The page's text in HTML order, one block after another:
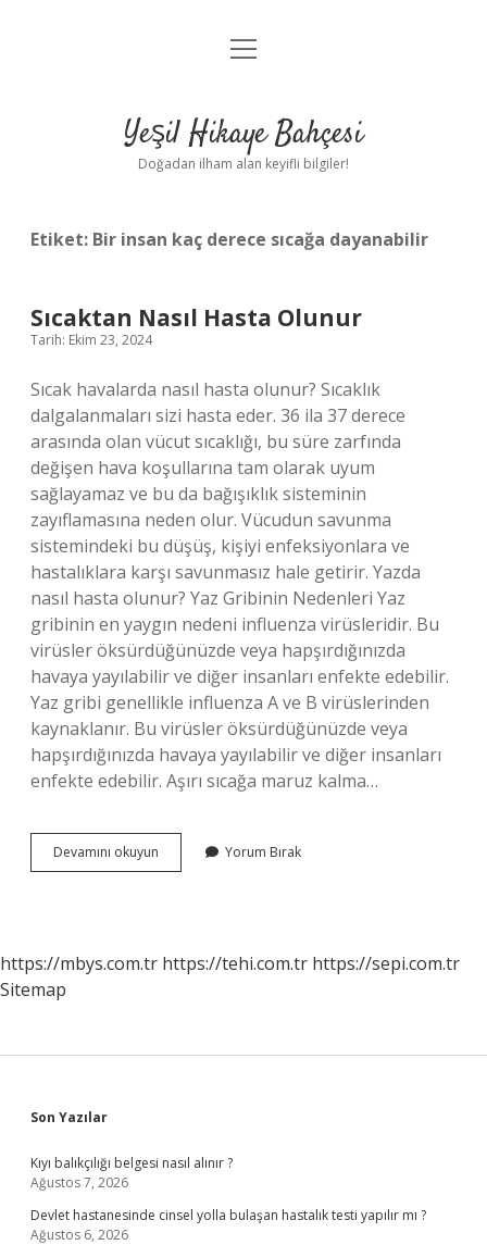
Anasayfa
Yasal Uyarı
menüyü
Yeşil Hikaye Bahçesi
Doğadan ilham alan keyifli bilgiler!
Etiket: Bir insan kaç derece sıcağa dayanabilir
Sıcaktan Nasıl Hasta Olunur
Tarih: Ekim 23, 2024
Sıcak havalarda nasıl hasta olunur? Sıcaklık
dalgalanmaları sizi hasta eder. 36 ila 37 derece
arasında olan vücut sıcaklığı, bu süre zarfında
değişen hava koşullarına tam olarak uyum
sağlayamaz ve bu da bağışıklık sisteminin
zayıflamasına neden olur. Vücudun savunma
sistemindeki bu düşüş, kişiyi enfeksiyonlara ve
hastalıklara karşı savunmasız hale getirir. Yazda
nasıl hasta olunur? Yaz Gribinin Nedenleri Yaz
gribinin en yaygın nedeni influenza virüsleridir. Bu
virüsler öksürdüğünüzde veya hapşırdığınızda
havaya yayılabilir ve diğer insanları enfekte edebilir.
Yaz gribi genellikle influenza A ve B virüslerinden
kaynaklanır. Bu virüsler öksürdüğünüzde veya
hapşırdığınızda havaya yayılabilir ve diğer insanları
enfekte edebilir. Aşırı sıcağa maruz kalma…
Devamını okuyun Sıcaktan
Nasıl
Yorum Bırak
https://mbys.com.tr https://tehi.com.tr https://sepi.com.tr
Sitemap
Sidebar
Son Yazılar
Kıyı balıkçılığı belgesi nasıl alınır ?
Ağustos 7, 2026
Devlet hastanesinde cinsel yolla bulaşan hastalık testi yapılır mı ?
Ağustos 6, 2026